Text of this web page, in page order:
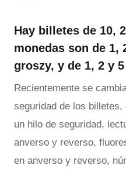
Hay billetes de 10,
monedas son de 1,
groszy, y de 1, 2 y
Recientemente se
seguridad de los billetes,
un hilo de seguridad,
anverso y reverso,
en anverso y reverso,